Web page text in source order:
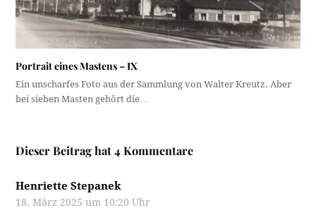
Portrait eines Mastens – IX
Ein unscharfes Foto aus der Sammlung von Walter Kreutz. Aber
bei sieben Masten gehört die…
Dieser Beitrag hat 4 Kommentare
Henriette Stepanek
18. März 2025 um 10:20 Uhr